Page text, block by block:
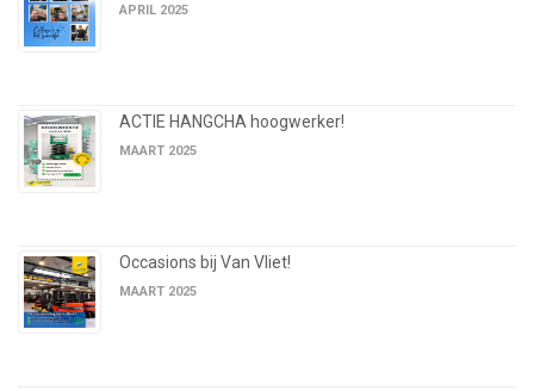
APRIL 2025
ACTIE HANGCHA hoogwerker!
MAART 2025
Occasions bij Van Vliet!
MAART 2025